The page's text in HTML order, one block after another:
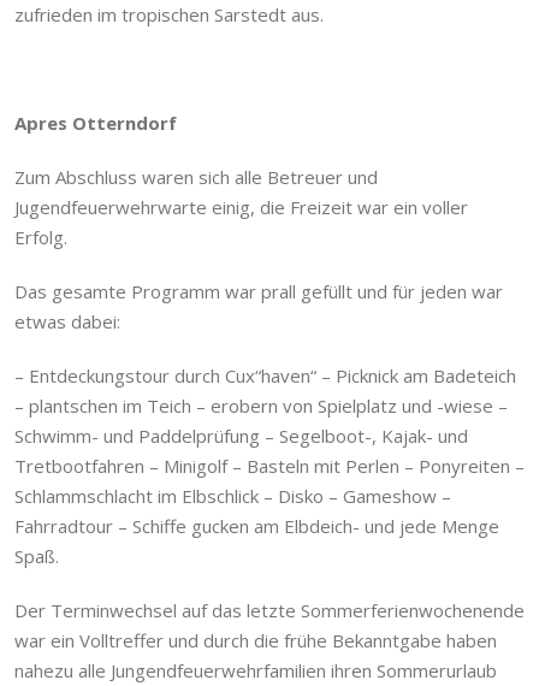
zufrieden im tropischen Sarstedt aus.
Apres Otterndorf
Zum Abschluss waren sich alle Betreuer und
Jugendfeuerwehrwarte einig, die Freizeit war ein voller
Erfolg.
Das gesamte Programm war prall gefüllt und für jeden war
etwas dabei:
– Entdeckungstour durch Cux“haven“ – Picknick am Badeteich
– plantschen im Teich – erobern von Spielplatz und -wiese –
Schwimm- und Paddelprüfung – Segelboot-, Kajak- und
Tretbootfahren – Minigolf – Basteln mit Perlen – Ponyreiten –
Schlammschlacht im Elbschlick – Disko – Gameshow –
Fahrradtour – Schiffe gucken am Elbdeich- und jede Menge
Spaß.
Der Terminwechsel auf das letzte Sommerferienwochenende
war ein Volltreffer und durch die frühe Bekanntgabe haben
nahezu alle Jungendfeuerwehrfamilien ihren Sommerurlaub